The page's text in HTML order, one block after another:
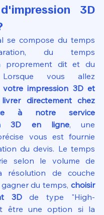
3D
se compose du temps
du temps
proprement dit et du
votre impression 3D et
directement chez
à notre service
3D en ligne, une
vous est fournie
du devis. Le temps
selon le volume de
de couche
gagner du temps, choisir
3D de type "High-
être une option si la